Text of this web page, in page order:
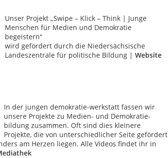
Unser Projekt „Swipe – Klick – Think | Junge
Menschen für Medien und Demokratie
begeistern“
wird gefördert durch die Niedersächsische
Landeszentrale für politische Bildung | Website
In der jungen demokratie-werkstatt fassen wir
unsere Projekte zu Medien- und Demokratie­
bildung zusam­men. Oft sind dies kleinere
Projekte, die von unter­schiedlicher Seite gefördert
am Herzen liegen. Alle Videos findet ihr in